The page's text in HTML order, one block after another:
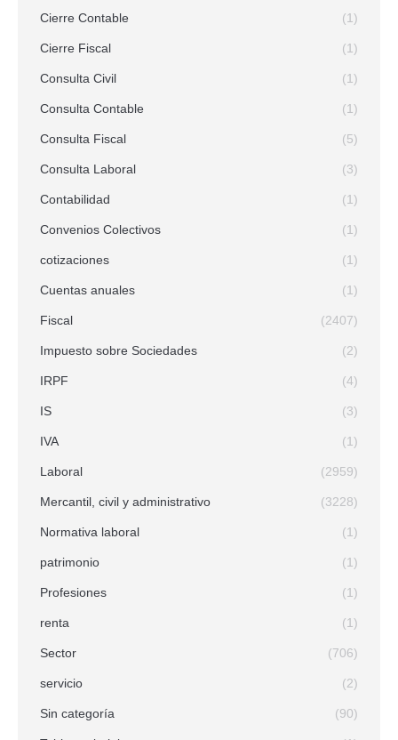
Cierre Contable (1)
Cierre Fiscal (1)
Consulta Civil (1)
Consulta Contable (1)
Consulta Fiscal (5)
Consulta Laboral (3)
Contabilidad (1)
Convenios Colectivos (1)
cotizaciones (1)
Cuentas anuales (1)
Fiscal (2407)
Impuesto sobre Sociedades (2)
IRPF (4)
IS (3)
IVA (1)
Laboral (2959)
Mercantil, civil y administrativo (3228)
Normativa laboral (1)
patrimonio (1)
Profesiones (1)
renta (1)
Sector (706)
servicio (2)
Sin categoría (90)